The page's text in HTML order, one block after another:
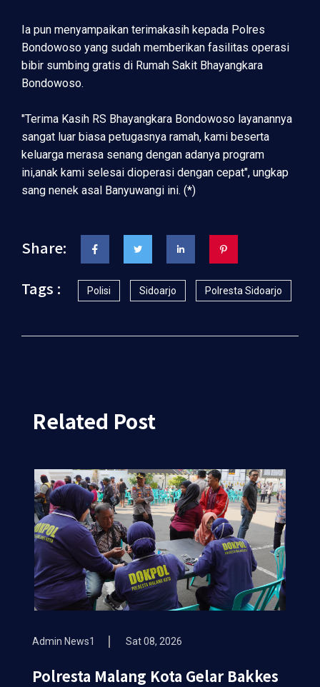
Ia pun menyampaikan terimakasih kepada Polres
Bondowoso yang sudah memberikan fasilitas operasi
bibir sumbing gratis di Rumah Sakit Bhayangkara
Bondowoso.
"Terima Kasih RS Bhayangkara Bondowoso layanannya
sangat luar biasa petugasnya ramah, kami beserta
keluarga merasa senang dengan adanya program
ini,anak kami selesai dioperasi dengan cepat", ungkap
sang nenek asal Banyuwangi ini. (*)
Share:
Tags :
Polisi Sidoarjo Polresta Sidoarjo
Related Post
Admin News1 Sat 08, 2026
Polresta Malang Kota Gelar Bakkes